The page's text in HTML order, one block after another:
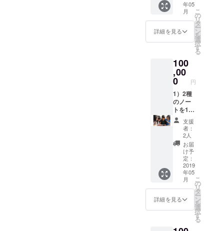
す。
（親子
ワーク
ショッ
親子と
ご参加
いただ
けま
す）
※2019
年5月～
2020年
2月まで
にお住
まいの
地域付
近で開
催する
ワーク
ショッ
プでご
利用い
LaB
キッズ
手書き
のお礼
メッ
セージ
りいた
しま
す。
3）親子
ワーク
ショッ
プ参加
チケッ
ト（1回
2組分）
をお送
りいた
しま
す。
（2回ご
参加ま
たはお
友達親
子とご
参加い
年05
月
詳細を見る
こ
の
リ
タ
ー
ン
を
選
択
す
る
100
,00
0 円
1）2種
のノー
トを10
冊ずつ
お送り
いたし
ます。
「ノー
トを
使った
【考え
る楽し
さ】を
育む親
子ワー
支援
者：
2人
お届
け予
定：
2019
年05
月
詳細を見る
こ
の
リ
タ
ー
ン
を
選
択
す
る